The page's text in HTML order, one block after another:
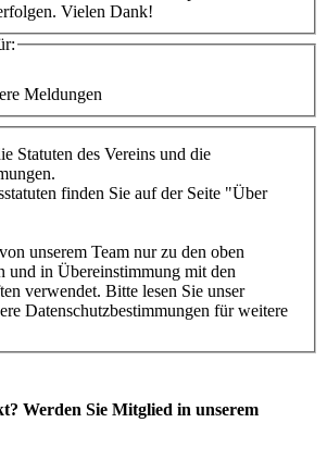
Vielen Dank!
Meldungen
Statuten des Vereins und die
finden Sie auf der Seite "Über
unserem Team nur zu den oben
und in Übereinstimmung mit den
verwendet. Bitte lesen Sie unser
Datenschutzbestimmungen für weitere
Werden Sie Mitglied in unserem